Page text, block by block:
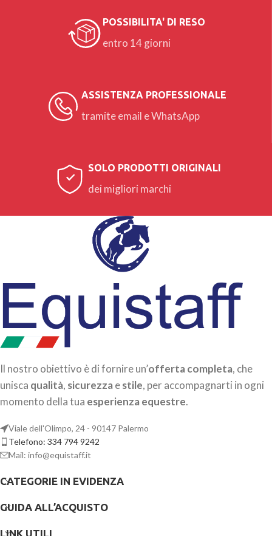
POSSIBILITA' DI RESO
entro 14 giorni
ASSISTENZA PROFESSIONALE
tramite email e WhatsApp
SOLO PRODOTTI ORIGINALI
dei migliori marchi
Il nostro obiettivo è di fornire un’offerta completa, che
unisca qualità, sicurezzaestile, per accompagnarti in ogni
momento della tua esperienza equestre.
Viale dell'Olimpo, 24 - 90147 Palermo
Telefono: 334 794 9242
Mail: info@equistaff.it
CATEGORIE IN EVIDENZA
GUIDA ALL’ACQUISTO
LINK UTILI